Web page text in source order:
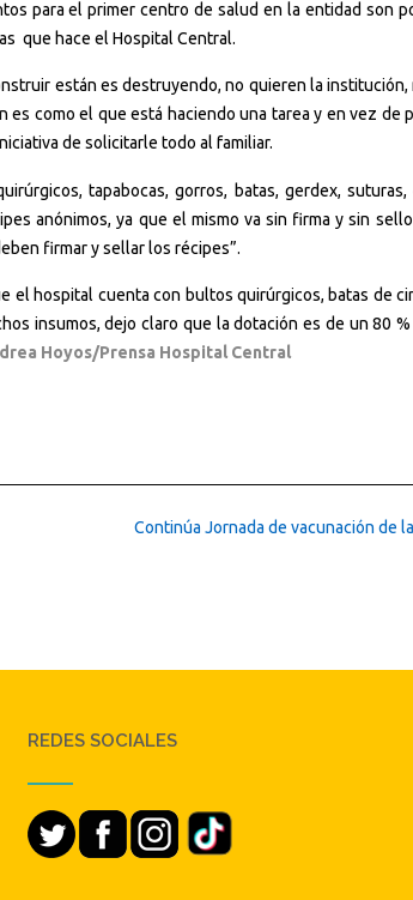
para el primer centro de salud en la entidad son
que hace el Hospital Central.
están es destruyendo, no quieren la institución,
como el que está haciendo una tarea y en vez de
de solicitarle todo al familiar.
tapabocas, gorros, batas, gerdex, suturas,
anónimos, ya que el mismo va sin firma y sin
firmar y sellar los récipes”.
el hospital cuenta con bultos quirúrgicos, batas de
insumos, dejo claro que la dotación es de un 80
Hoyos/Prensa Hospital Central
Continúa Jornada de vacunación de
REDES SOCIALES